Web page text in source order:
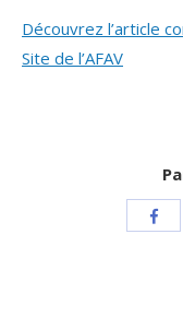
Découvrez l’article
Site de l’AFAV